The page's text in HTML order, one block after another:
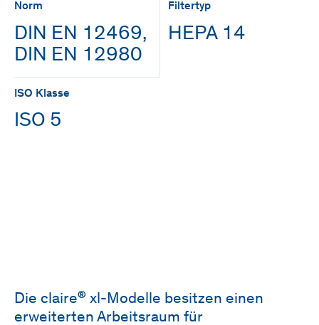
Norm
DIN EN 12469,
DIN EN 12980
Filtertyp
HEPA 14
ISO Klasse
ISO 5
Die claire® xl-Modelle besitzen einen
erweiterten Arbeitsraum für